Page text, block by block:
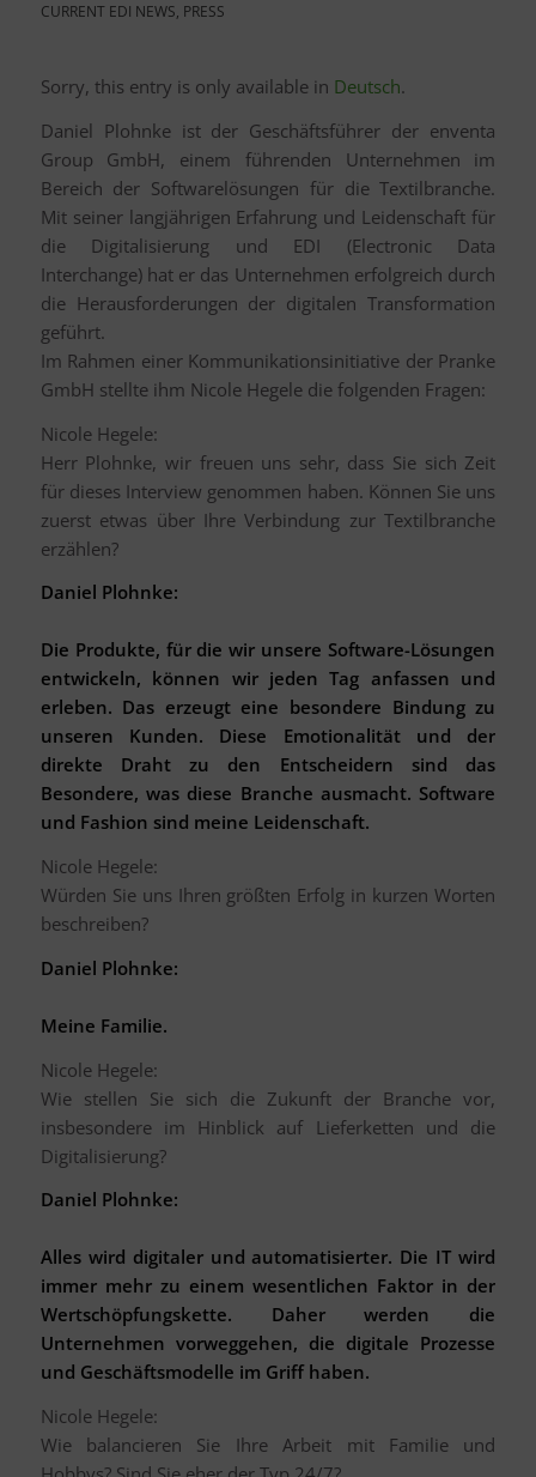
CURRENT EDI NEWS, PRESS
Sorry, this entry is only available in Deutsch.
Daniel Plohnke ist der Geschäftsführer der enventa
Group GmbH, einem führenden Unternehmen im
Bereich der Softwarelösungen für die Textilbranche.
Mit seiner langjährigen Erfahrung und Leidenschaft für
die Digitalisierung und EDI (Electronic Data
Interchange) hat er das Unternehmen erfolgreich durch
die Herausforderungen der digitalen Transformation
geführt.
Im Rahmen einer Kommunikationsinitiative der Pranke
GmbH stellte ihm Nicole Hegele die folgenden Fragen:
Nicole Hegele:
Herr Plohnke, wir freuen uns sehr, dass Sie sich Zeit
für dieses Interview genommen haben. Können Sie uns
zuerst etwas über Ihre Verbindung zur Textilbranche
erzählen?
Daniel Plohnke:
Die Produkte, für die wir unsere Software-Lösungen
entwickeln, können wir jeden Tag anfassen und
erleben. Das erzeugt eine besondere Bindung zu
unseren Kunden. Diese Emotionalität und der
direkte Draht zu den Entscheidern sind das
Besondere, was diese Branche ausmacht. Software
und Fashion sind meine Leidenschaft.
Nicole Hegele:
Würden Sie uns Ihren größten Erfolg in kurzen Worten
beschreiben?
Daniel Plohnke:
Meine Familie.
Nicole Hegele:
Wie stellen Sie sich die Zukunft der Branche vor,
insbesondere im Hinblick auf Lieferketten und die
Digitalisierung?
Daniel Plohnke:
Alles wird digitaler und automatisierter. Die IT wird
immer mehr zu einem wesentlichen Faktor in der
Wertschöpfungskette. Daher werden die
Unternehmen vorweggehen, die digitale Prozesse
und Geschäftsmodelle im Griff haben.
Nicole Hegele:
Wie balancieren Sie Ihre Arbeit mit Familie und